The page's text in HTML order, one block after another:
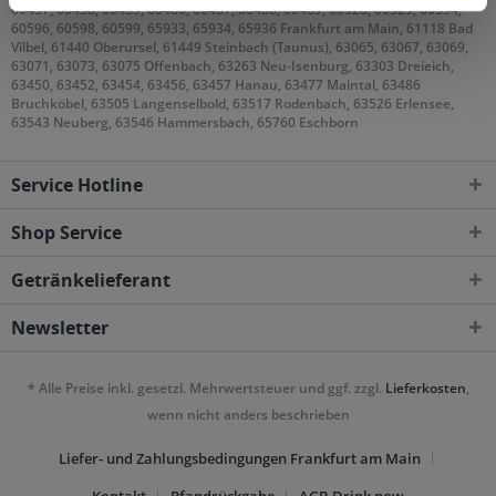
60437, 60438, 60439, 60486, 60487, 60488, 60489, 60528, 60529, 60594,
60596, 60598, 60599, 65933, 65934, 65936 Frankfurt am Main, 61118 Bad
Vilbel, 61440 Oberursel, 61449 Steinbach (Taunus), 63065, 63067, 63069,
63071, 63073, 63075 Offenbach, 63263 Neu-Isenburg, 63303 Dreieich,
63450, 63452, 63454, 63456, 63457 Hanau, 63477 Maintal, 63486
Bruchköbel, 63505 Langenselbold, 63517 Rodenbach, 63526 Erlensee,
63543 Neuberg, 63546 Hammersbach, 65760 Eschborn
Service Hotline
Shop Service
Getränkelieferant
Newsletter
* Alle Preise inkl. gesetzl. Mehrwertsteuer und ggf. zzgl. Lieferkosten,
wenn nicht anders beschrieben
Liefer- und Zahlungsbedingungen Frankfurt am Main